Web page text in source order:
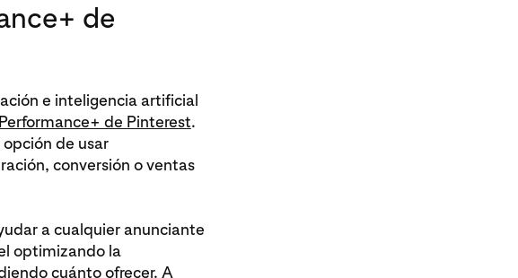
de
e inteligencia artificial
de Pinterest.
de usar
conversión o ventas
a cualquier anunciante
optimizando la
cuánto ofrecer. A